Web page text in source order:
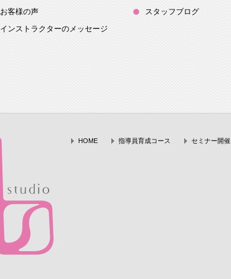
お客様の声
インストラクターのメッセージ
スタッフブログ
HOME 指導員育成コース セミナー開催